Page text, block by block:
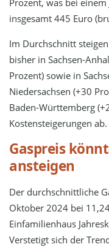
Prozent, was bei
insgesamt 445 Euro
Im Durchschnitt
bisher in Sachsen-
Prozent) sowie in
Niedersachsen (+30
Baden-Württemberg
Kostensteigerungen ab.
Gaspreis
ansteigen
Der durchschnittliche
Oktober 2024 bei
Einfamilienhaus
Verstetigt sich der